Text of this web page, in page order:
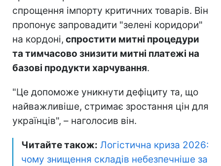
спрощення імпорту критичних товарів. Він
пропонує запровадити "зелені коридори"
на кордоні, спростити митні процедури
та тимчасово знизити митні платежі на
базові продукти харчування.
"Це допоможе уникнути дефіциту та, що
найважливіше, стримає зростання цін для
українців", – наголосив він.
Читайте також: Логістична криза 2026:
чому знищення складів небезпечніше за